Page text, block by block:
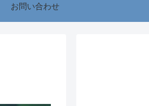
お問い合わせ